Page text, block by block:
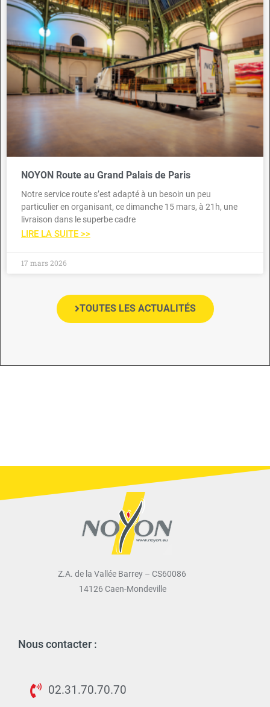
NOYON Route au Grand Palais de Paris
Notre service route s’est adapté à un besoin un peu
particulier en organisant, ce dimanche 15 mars, à 21h, une
livraison dans le superbe cadre
LIRE LA SUITE >>
17 mars 2026
TOUTES LES ACTUALITÉS
Z.A. de la Vallée Barrey – CS60086
14126 Caen-Mondeville
Nous contacter :
02.31.70.70.70